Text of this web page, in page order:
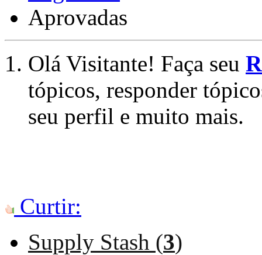
Aprovadas
Olá Visitante! Faça seu
tópicos, responder
seu perfil e muito mais.
Curtir:
Supply Stash (3)